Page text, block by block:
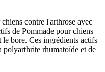
contre l'arthrose avec
de Pommade pour chiens
le bore. Ces ingrédients actifs
polyarthrite rhumatoïde et de